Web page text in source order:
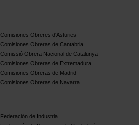
Comisiones Obreres d'Asturies
Comisiones Obreras de Cantabria
Comissió Obrera Nacional de Catalunya
Comisiones Obreras de Extremadura
Comisiones Obreras de Madrid
Comisiones Obreras de Navarra
Federación de Industria